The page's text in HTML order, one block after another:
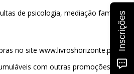
de psicologia, mediação familiar,
no site www.livroshorizonte.pt,
com outras promoções,
Inscrições